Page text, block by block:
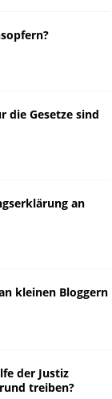
die Gesetze sind
an
kleinen Bloggern
der Justiz
treiben?